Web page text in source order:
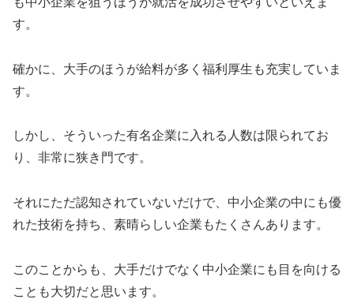
す。
確かに、大手のほうが給料が多く福利厚生も充実していま
す。
しかし、そういった有名企業に入れる人数は限られてお
り、非常に狭き門です。
それにただ認知されていないだけで、中小企業の中にも優
れた技術を持ち、素晴らしい企業もたくさんあります。
このことからも、大手だけでなく中小企業にも目を向ける
ことも大切だと思います。